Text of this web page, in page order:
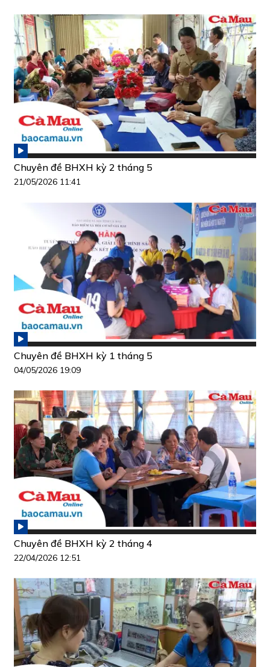
Chuyên đề BHXH kỳ 2 tháng 5
21/05/2026 11:41
Chuyên đề BHXH kỳ 1 tháng 5
04/05/2026 19:09
Chuyên đề BHXH kỳ 2 tháng 4
22/04/2026 12:51